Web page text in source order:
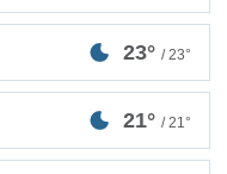
23° / 23°
21° / 21°